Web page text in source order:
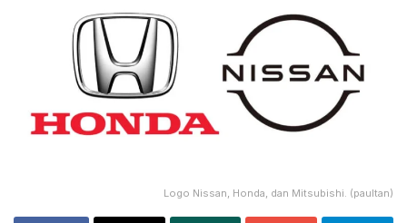
Logo Nissan, Honda, dan Mitsubishi. (paultan)